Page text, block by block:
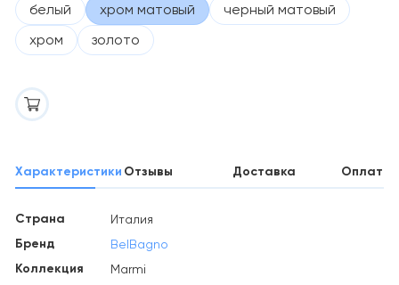
белый хром матовый
черный матовый
хром
золото
Характеристики Отзывы Доставка Оплата
Страна Италия
Бренд BelBagno
Коллекция Marmi